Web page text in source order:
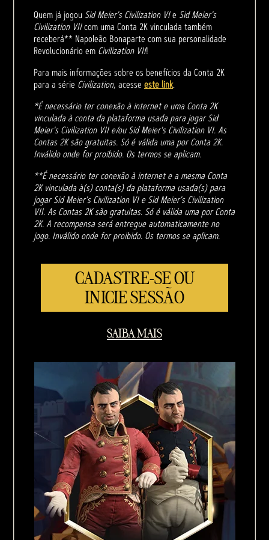
Quem já jogou Sid Meier's Civilization VIe Sid Meier's
Civilization VIIcom uma Conta 2K vinculada também
receberá** Napoleão Bonaparte com sua personalidade
Revolucionário em Civilization VII!
Para mais informações sobre os benefícios da Conta 2K
para a série Civilization, acesse este link.
*É necessário ter conexão à internet e uma Conta 2K
vinculada à conta da plataforma usada para jogar Sid
Meier's Civilization VII e/ou Sid Meier's Civilization VI. As
Contas 2K são gratuitas. Só é válida uma por Conta 2K.
Inválido onde for proibido. Os termos se aplicam.
**É necessário ter conexão à internet e a mesma Conta
2K vinculada à(s) conta(s) da plataforma usada(s) para
jogar Sid Meier's Civilization VI e Sid Meier's Civilization
VII. As Contas 2K são gratuitas. Só é válida uma por Conta
2K. A recompensa será entregue automaticamente no
jogo. Inválido onde for proibido. Os termos se aplicam.
CADASTRE-SE OU
INICIE SESSÃO
SAIBA MAIS